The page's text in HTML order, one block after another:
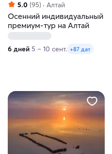
5.0 (95) Алтай
Осенний индивидуальный
премиум-тур на Алтай
6 дней 5 – 10 сент. +87 дат